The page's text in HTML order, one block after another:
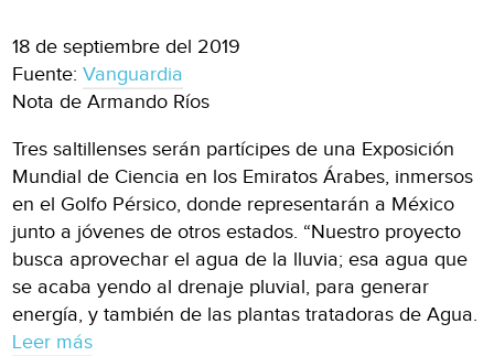
18 de septiembre del 2019
Fuente:Vanguardia
Nota de Armando Ríos
Tres saltillenses serán partícipes de una Exposición
Mundial de Ciencia en los Emiratos Árabes, inmersos
en el Golfo Pérsico, donde representarán a México
junto a jóvenes de otros estados. “Nuestro proyecto
busca aprovechar el agua de la lluvia; esa agua que
se acaba yendo al drenaje pluvial, para generar
energía, y también de las plantas tratadoras de Agua.
Leer más